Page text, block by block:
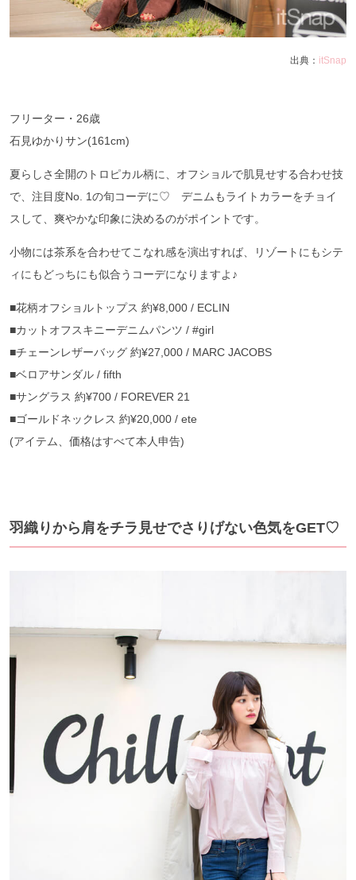
出典： itSnap
フリーター・26歳
石見ゆかりサン(161cm)
夏らしさ全開のトロピカル柄に、オフショルで肌見せする合わせ技
で、注目度No. 1の旬コーデに♡ デニムもライトカラーをチョイ
スして、爽やかな印象に決めるのがポイントです。
小物には茶系を合わせてこなれ感を演出すれば、リゾートにもシテ
ィにもどっちにも似合うコーデになりますよ♪
■花柄オフショルトップス 約¥8,000 / ECLIN
■カットオフスキニーデニムパンツ / #girl
■チェーンレザーバッグ 約¥27,000 / MARC JACOBS
■ベロアサンダル / fifth
■サングラス 約¥700 / FOREVER 21
■ゴールドネックレス 約¥20,000 / ete
(アイテム、価格はすべて本人申告)
羽織りから肩をチラ見せでさりげない色気をGET♡